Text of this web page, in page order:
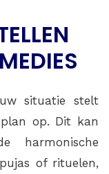
situatie stelt
op. Dit kan
harmonische
of rituelen,